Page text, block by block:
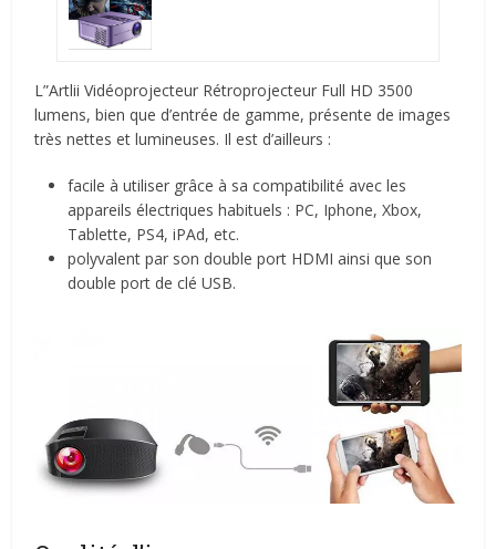
L”Artlii Vidéoprojecteur Rétroprojecteur Full HD 3500
lumens, bien que d’entrée de gamme, présente de images
très nettes et lumineuses. Il est d’ailleurs :
facile à utiliser grâce à sa compatibilité avec les
appareils électriques habituels : PC, Iphone, Xbox,
Tablette, PS4, iPAd, etc.
polyvalent par son double port HDMI ainsi que son
double port de clé USB.